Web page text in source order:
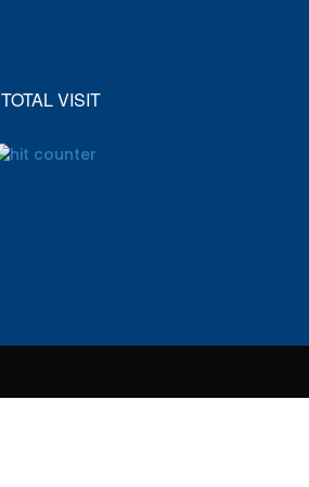
TOTAL VISIT